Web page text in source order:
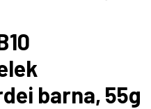
barna, 55g